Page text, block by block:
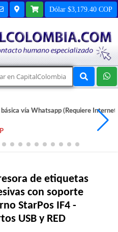
Dólar $3,179.40 COP
vía Whatsapp (Requiere Internet y
de etiquetas
con soporte
StarPos IF4 -
USB y RED